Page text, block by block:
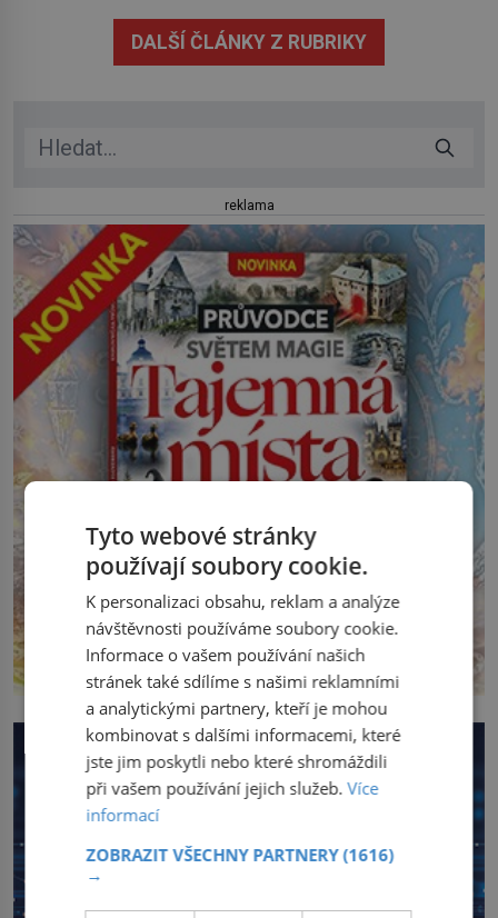
třicítka šperků působí hravě a zároveň rafinovaně.
Spolupráce mezi značkou Swarovski a zpěvačkou a
DALŠÍ ČLÁNKY Z RUBRIKY
reklama
Tyto webové stránky
používají soubory cookie.
K personalizaci obsahu, reklam a analýze
návštěvnosti používáme soubory cookie.
Informace o vašem používání našich
stránek také sdílíme s našimi reklamními
a analytickými partnery, kteří je mohou
kombinovat s dalšími informacemi, které
jste jim poskytli nebo které shromáždili
při vašem používání jejich služeb.Více
informací
ZOBRAZIT VŠECHNY PARTNERY(1616)
→